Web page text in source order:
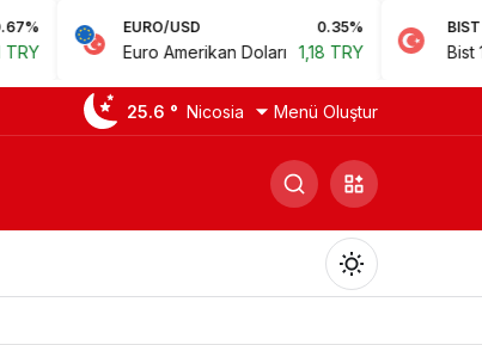
USD 0.35%
Amerikan Doları 1,18 TRY
BIST 0.78%
Bist 100 14.168,35 TRY
25.6 ° Nicosia Menü Oluştur